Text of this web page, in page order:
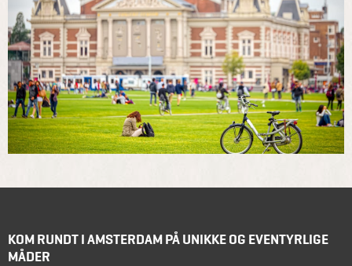
KOM RUNDT I AMSTERDAM PÅ UNIKKE OG EVENTYRLIGE
MÅDER